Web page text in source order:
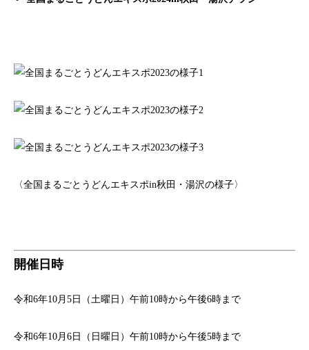
〈全国まるごとうどんエキスポin秋田・湯沢の様子〉
開催日時
令和6年10月5日（土曜日）午前10時から午後6時まで
令和6年10月6日（日曜日）午前10時から午後5時まで